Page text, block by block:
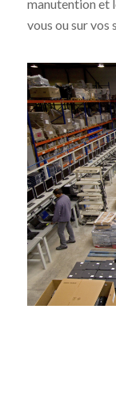
manutention et
vous ou sur vos